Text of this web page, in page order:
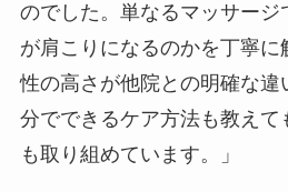
のでした。単なるマッサージ
が肩こりになるのかを丁寧に
性の高さが他院との明確な違
分でできるケア方法も教えて
も取り組めています。」